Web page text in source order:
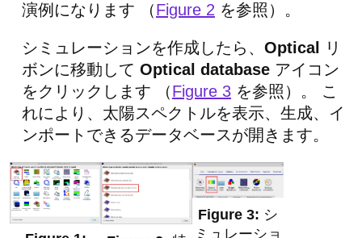
演例になります （Figure 2 を参照）。
シミュレーションを作成したら、 Optical
リ
ボンに移動して Optical database アイコン
をクリックします （Figure 3 を参照）。 こ
れにより、太陽スペクトルを表示、生成、イ
ンポートできるデータベースが開きます。
シ
ミュレーショ